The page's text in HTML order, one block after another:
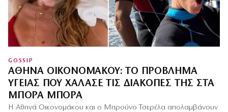
GOSSIP
ΑΘΗΝΆ ΟΙΚΟΝΟΜΆΚΟΥ: ΤΟ ΠΡΌΒΛΗΜΑ
ΥΓΕΊΑΣ ΠΟΥ ΧΆΛΑΣΕ ΤΙΣ ΔΙΑΚΟΠΈΣ ΤΗΣ ΣΤΑ
ΜΠΌΡΑ ΜΠΌΡΑ
Η Αθηνά Οικονομάκου και ο Μπρούνο Τσερέλα απολαμβάνουν